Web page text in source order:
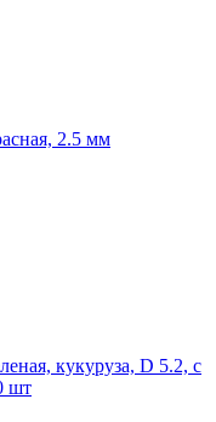
2.5 мм
кукуруза, D 5.2, с
шт